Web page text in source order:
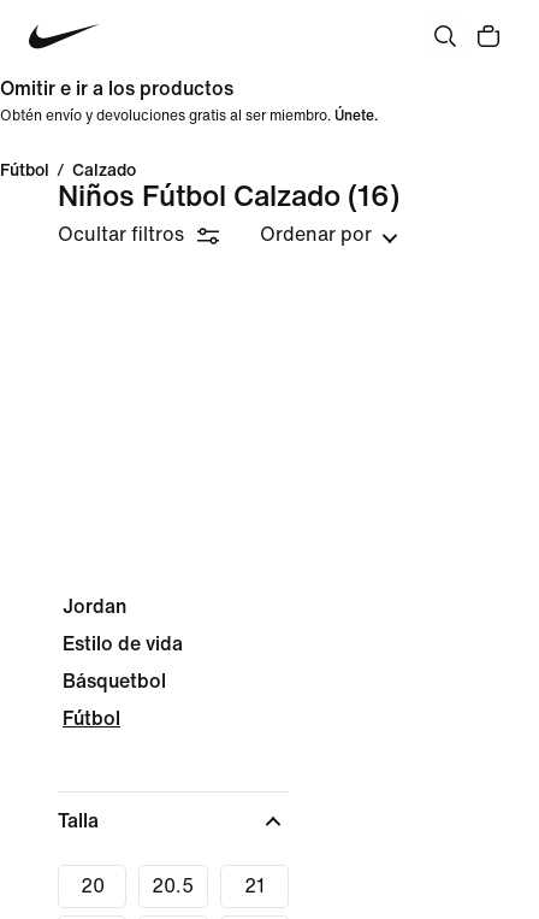
Omitir e ir a los productos
Obtén envío y devoluciones gratis al ser miembro. Únete.
Fútbol / Calzado
Niños Fútbol Calzado (16)
Ocultar filtros Ordenar por
Jordan
Estilo de vida
Básquetbol
Fútbol
Talla
20 20.5 21